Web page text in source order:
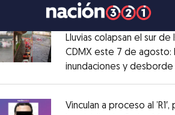
Opens in new window
Lluvias colapsan el sur de
CDMX este 7 de agosto:
inundaciones y desborde
Vinculan a proceso al ’R1′,